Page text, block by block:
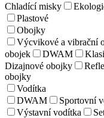
Chladící misky
Plastové
Obojky
Výcvikové a vibrační
obojek
DWAM
Dizajnové obojky
obojky
Vodítka
DWAM
Sportovní
Výstavní vodítka